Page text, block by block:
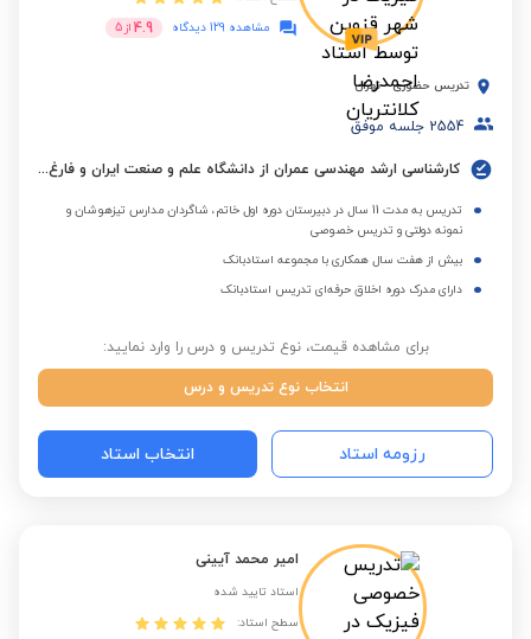
مشاهده 129 دیدگاه
4.9 از 5
تدریس حضوری - تهران
2554 جلسه موفق
کارشناسی ارشد مهندسی عمران از دانشگاه علم و صنعت ایران و فارغ التحصیل کارشناسی از دانشگاه امیرکبیر(پلی تکنیک)
تدریس به مدت 11 سال در دبیرستان دوره اول خاتم، شاگردان مدارس تیزهوشان و
نمونه دولتی و تدریس خصوصی
بیش از هفت سال همکاری با مجموعه استادبانک
دارای مدرک دوره اخلاق حرفه‌ای تدریس استادبانک
برای مشاهده قیمت، نوع تدریس و درس را وارد نمایید:
انتخاب نوع تدریس و درس
رزومه استاد انتخاب استاد
امیر محمد آیینی
استاد تایید شده
سطح استاد: